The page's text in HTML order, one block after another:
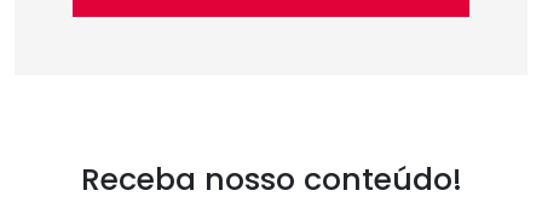
Receba nosso conteúdo!